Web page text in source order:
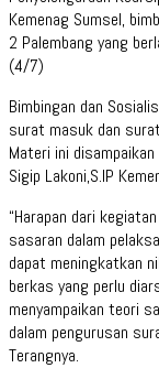
Kemenag Sumsel,
2 Palembang yang
(4/7)
Bimbingan dan
surat masuk dan
Materi ini disampaikan
Sigip Lakoni,S.IP
“Harapan dari
sasaran dalam
dapat meningkatkan
berkas yang perlu
menyampaikan teori
dalam pengurusan
Terangnya.